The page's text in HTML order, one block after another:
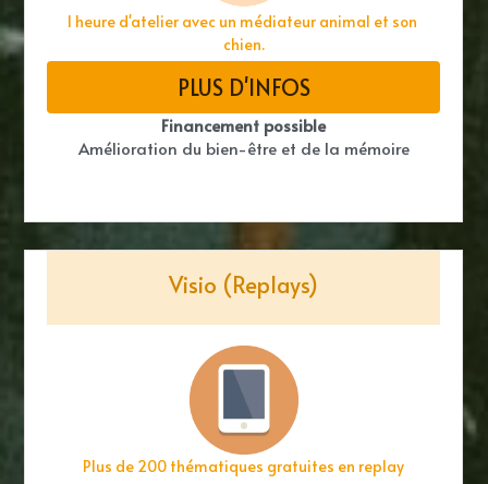
1 heure d'atelier avec un médiateur animal et son
chien.
PLUS D'INFOS
Financement possible
Amélioration du bien-être et de la mémoire
Visio (Replays)
Plus de 200 thématiques gratuites en replay